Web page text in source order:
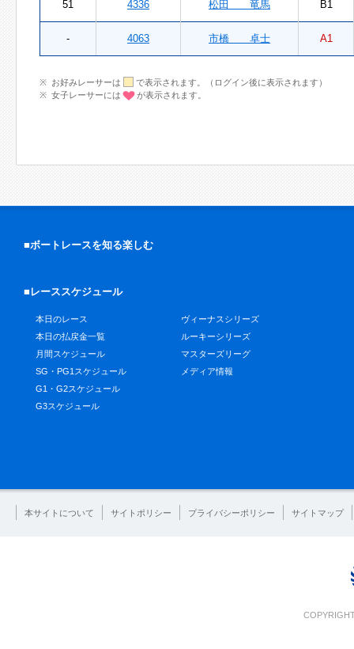
51 4336 松田 竜馬 B1
- 4063 市橋 卓士 A1
お好みレーサーは
で表示されます。（ログイン後に表示されます）
女子レーサーには
が表示されます。
■ボートレースを知る楽しむ
■レーススケジュール
本日のレース
本日の払戻金一覧
月間スケジュール
SG・PG1スケジュール
G1・G2スケジュール
G3スケジュール
ヴィーナスシリーズ
ルーキーシリーズ
マスターズリーグ
メディア情報
本サイトについて サイトポリシー プライバシーポリシー サイトマップ